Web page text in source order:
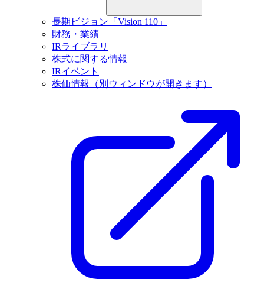
長期ビジョン「Vision 110」
財務・業績
IRライブラリ
株式に関する情報
IRイベント
株価情報
（別ウィンドウが開きます）